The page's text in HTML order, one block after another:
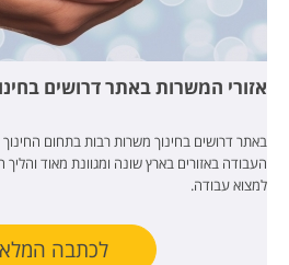
אזורי המשרות באתר דרושים
באתר דרושים בחינוך משרות רבות בתחום
העבודה באזורים בארץ שונה ומגוונת מאוד
למצוא עבודה.
לכתבה